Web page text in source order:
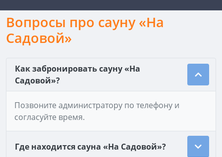
Вопросы про сауну «На
Садовой»
Как забронировать сауну «На
Садовой»?
Позвоните администратору по телефону и
согласуйте время.
Где находится сауна «На Садовой»?